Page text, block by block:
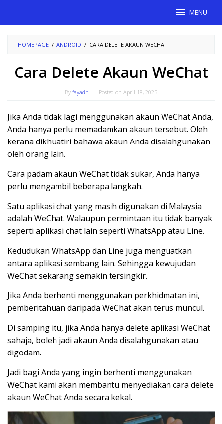
MENU
HOMEPAGE / ANDROID / CARA DELETE AKAUN WECHAT
Cara Delete Akaun WeChat
By fayadh Posted on April 18, 2025
Jika Anda tidak lagi menggunakan akaun WeChat Anda,
Anda hanya perlu memadamkan akaun tersebut. Oleh
kerana dikhuatiri bahawa akaun Anda disalahgunakan
oleh orang lain.
Cara padam akaun WeChat tidak sukar, Anda hanya
perlu mengambil beberapa langkah.
Satu aplikasi chat yang masih digunakan di Malaysia
adalah WeChat. Walaupun permintaan itu tidak banyak
seperti aplikasi chat lain seperti WhatsApp atau Line.
Kedudukan WhatsApp dan Line juga menguatkan
antara aplikasi sembang lain. Sehingga kewujudan
WeChat sekarang semakin tersingkir.
Jika Anda berhenti menggunakan perkhidmatan ini,
pemberitahuan daripada WeChat akan terus muncul.
Di samping itu, jika Anda hanya delete aplikasi WeChat
sahaja, boleh jadi akaun Anda disalahgunakan atau
digodam.
Jadi bagi Anda yang ingin berhenti menggunakan
WeChat kami akan membantu menyediakan cara delete
akaun WeChat Anda secara kekal.